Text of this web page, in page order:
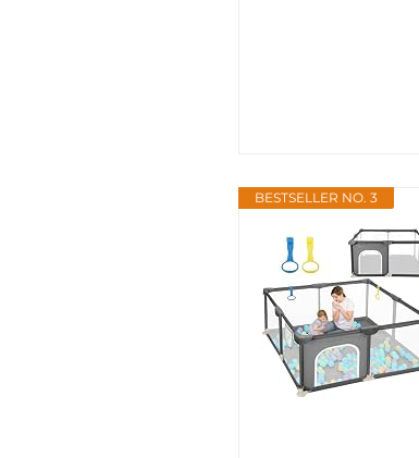
BESTSELLER NO. 3